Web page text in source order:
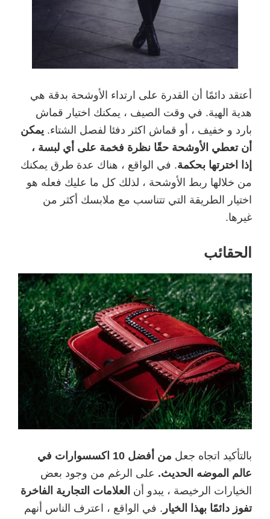
أعتقد دائمًا أن القدرة على ارتداء الأوشحة بدقة هي
هدية الهية. في وقت الصيف ، يمكنك اختيار قماش
بارد و خفيف ، أو قماش اكثر دفئا لفصل الشتاء. يمكن
أن تعطي الأوشحة حقًا نظرة فخمة على أي لبسة ،
إذا اخترتها بحكمة. في الواقع ، هناك عدة طرق يمكنك
من خلالها ربط الأوشحة ، لذلك كل ما عليك فعله هو
اختيار الطريقة التي تتناسب مع ملابسك أكثر من
غيرها.
الحقائب
بالتأكيد اتجاه جعل
من أفضل 10 اكسسوارات في
عالم الموضه الحديث. على الرغم من وجود بعض
الخيارات الرخيصة ، يبدو أن العلامات التجارية الفاخرة
تفوز دائمًا بهذا الخيار . في الواقع ، اعترف الناس أنهم